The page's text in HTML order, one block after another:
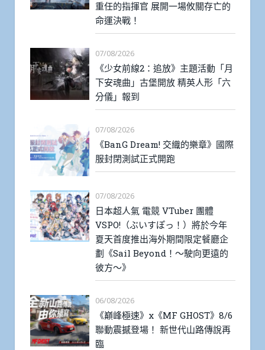
重任的指揮官 展開一場攸關存亡的
命運決戰！
07/08/2026
《少女前線2：追放》主題活動「月
下安魂曲」古堡開放 精英人形「六
分儀」報到
07/08/2026
《BanG Dream! 交織的樂章》國際
服封閉測試正式開跑
07/08/2026
日本超人氣 電競 VTuber 團體
VSPO!（ぶいすぽっ！）將於今年
夏天首度推出海外期間限定餐廳企
劃《Sail Beyond！～駛向更遠的
彼方～》
06/08/2026
《巔峰極速》x《MF GHOST》8/6
聯動震撼登場！ 新世代山路傳說再
臨